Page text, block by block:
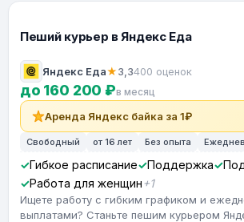
Пеший курьер в Яндекс Еда
Яндекс Еда★3,3400 оценок
до 160 200 ₽в месяц
Аренда Яндекс байка за 1₽
Свободный от 16 лет Без опыта
Гибкое расписание Поддержка
Работа для женщин +1
Ищете работу с гибким графиком и
выплатами? Станьте пешим курьером